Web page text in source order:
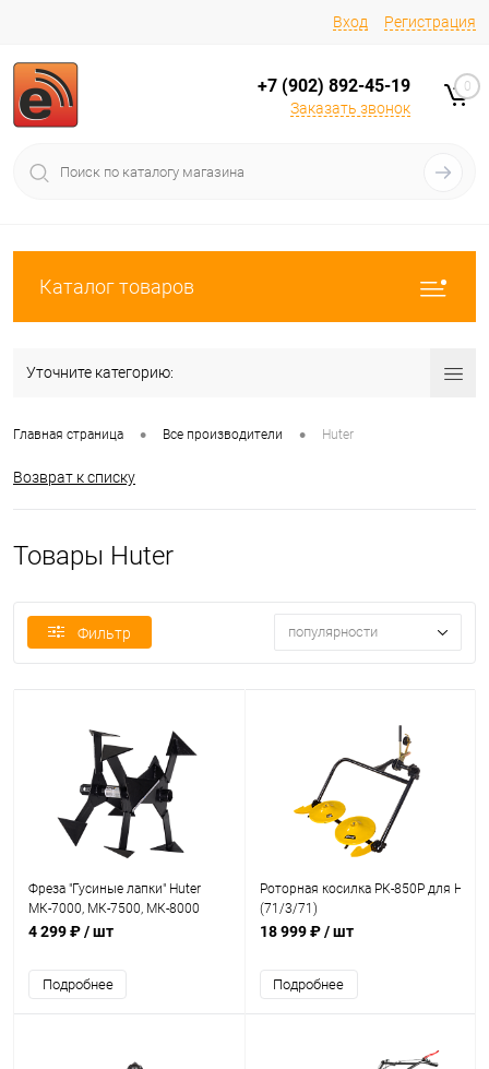
Вход Регистрация
+7 (902) 892-45-19
Заказать звонок
0
Каталог товаров
Уточните категорию:
Главная страница • Все производители • Huter
Возврат к списку
Товары Huter
Фильтр популярности
Фреза "Гусиные лапки" Huter
МК-7000, МК-7500, МК-8000
(шест. 23 мм) (2 шт.) (71/3/52)
4 299 ₽/ шт
Подробнее
Роторная косилка РК-850Р для
(71/3/71)
18 999 ₽/ шт
Подробнее